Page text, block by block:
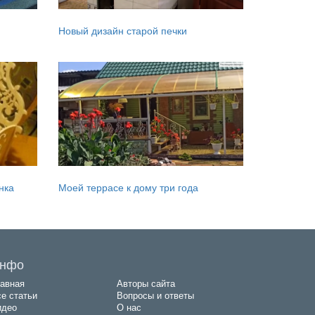
Новый дизайн старой печки
Моей террасе к дому три года
Авторы сайта
статьи
Вопросы и ответы
О нас